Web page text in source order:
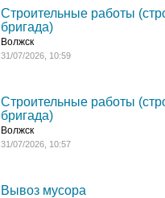
Строительные работы
бригада)
Волжск
31/07/2026, 10:59
Строительные работы
бригада)
Волжск
31/07/2026, 10:57
Вывоз мусора